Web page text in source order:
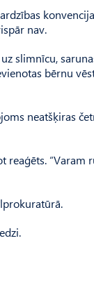
nav.
slimnīcu,
bērnu
neatšķiras
reaģēts. “Varam